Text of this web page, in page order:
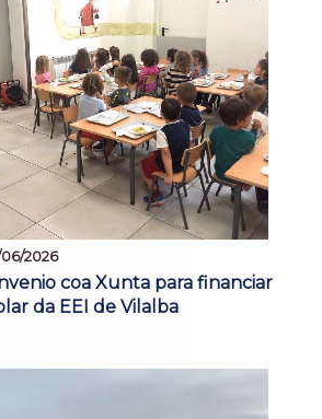
06/2026
coa Xunta para financiar
da EEI de Vilalba